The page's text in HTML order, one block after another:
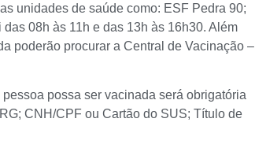
unidades de saúde como: ESF Pedra 90;
08h às 11h e das 13h às 16h30. Além
poderão procurar a Central de Vacinação –
possa ser vacinada será obrigatória
CNH/CPF ou Cartão do SUS; Título de